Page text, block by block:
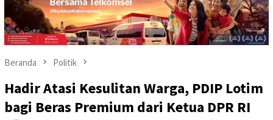
Beranda Politik
Hadir Atasi Kesulitan Warga, PDIP Lotim
bagi Beras Premium dari Ketua DPR RI